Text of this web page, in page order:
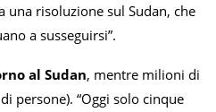
risoluzione sul Sudan, che
a susseguirsi”.
al Sudan, mentre milioni di
persone). “Oggi solo cinque